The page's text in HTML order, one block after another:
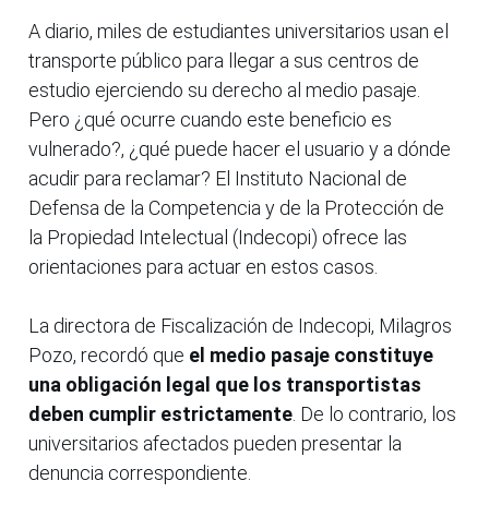
A diario, miles de estudiantes universitarios usan el
transporte público para llegar a sus centros de
estudio ejerciendo su derecho al medio pasaje.
Pero ¿qué ocurre cuando este beneficio es
vulnerado?, ¿qué puede hacer el usuario y a dónde
acudir para reclamar? El Instituto Nacional de
Defensa de la Competencia y de la Protección de
la Propiedad Intelectual (Indecopi) ofrece las
orientaciones para actuar en estos casos.
La directora de Fiscalización de Indecopi, Milagros
Pozo, recordó que el medio pasaje constituye
una obligación legal que los transportistas
deben cumplir estrictamente . De lo contrario, los
universitarios afectados pueden presentar la
denuncia correspondiente.